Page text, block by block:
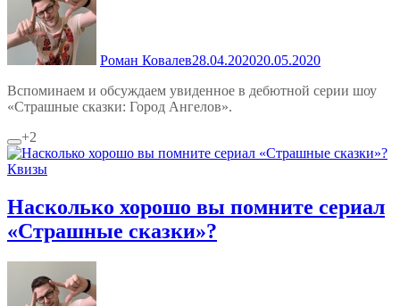
Роман Ковалев28.04.202020.05.2020
Вспоминаем и обсуждаем увиденное в дебютной серии шоу
«Страшные сказки: Город Ангелов».
+2
Квизы
Насколько хорошо вы помните сериал
«Страшные сказки»?